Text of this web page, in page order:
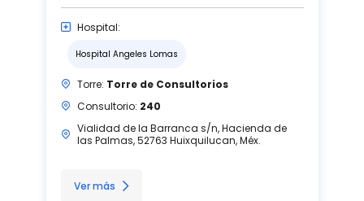
Hospital:
Hospital Angeles Lomas
Torre: Torre de Consultorios
Consultorio: 240
Vialidad de la Barranca s/n, Hacienda de
las Palmas, 52763 Huixquilucan, Méx.
Ver más